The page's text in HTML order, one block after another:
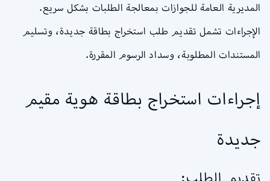
المديرية العامة للجوازات بمعالجة الطلبات بشكل سريع.
الإجراءات تشمل تقديم طلب استخراج بطاقة جديدة، وتسليم
المستندات المطلوبة، وسداد الرسوم المقررة.
إجراءات استخراج بطاقة هوية مقيم
جديدة